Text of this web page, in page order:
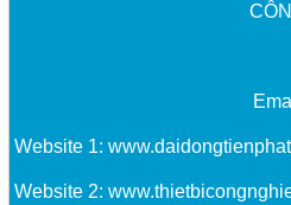
Website 1:
Website 2: